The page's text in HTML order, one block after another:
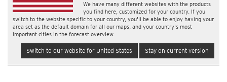
We have many different websites with the products
you find here, customized for your country. If you
switch to the website specific to your country, you'll be able to enjoy having your
area set as the default domain for all our maps, and your country's most
important cities in the forecast overview.
Switch to our website for United States Stay on current version